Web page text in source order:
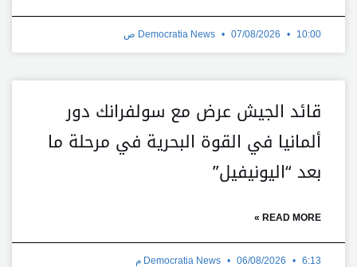
Democratia News 07/08/2026 10:00 ص
قائد الجيش عرض مع سولفرانك دور
ألمانيا في القوة البحرية في مرحلة ما
بعد “اليونيفيل”
READ MORE »
Democratia News 06/08/2026 6:13 م